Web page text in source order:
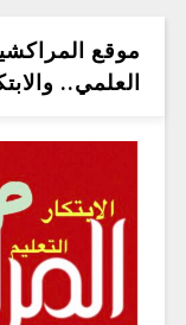
موقع
العلمي..